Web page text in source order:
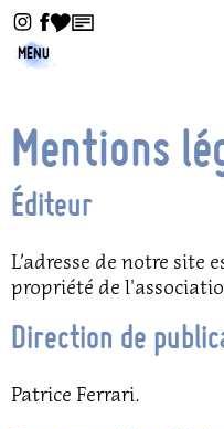
MENU
Mentions
Éditeur
L’adresse de notre
propriété de
Direction de
Patrice Ferrari.